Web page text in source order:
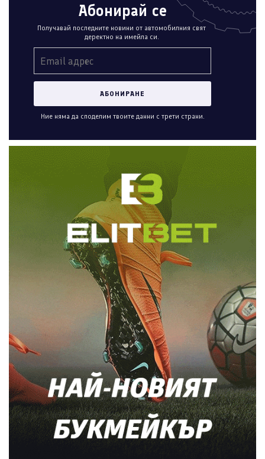
Абонирай се
Получавай последните новини от автомобилния свят
деректно на имейла си.
Ние няма да споделим твоите данни с трети страни.